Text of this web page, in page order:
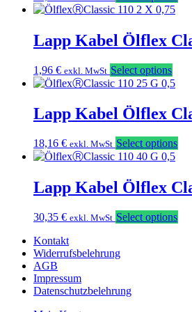
Lapp Kabel Ölflex
1,96 € exkl. MwSt Select options
Lapp Kabel Ölflex
18,16 € exkl. MwSt Select options
Lapp Kabel Ölflex
30,35 € exkl. MwSt Select options
Kontakt
Widerrufsbelehrung
AGB
Impressum
Datenschutzbelehrung